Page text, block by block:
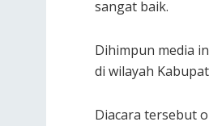
sangat baik.
Dihimpun media
di wilayah
Diacara tersebut